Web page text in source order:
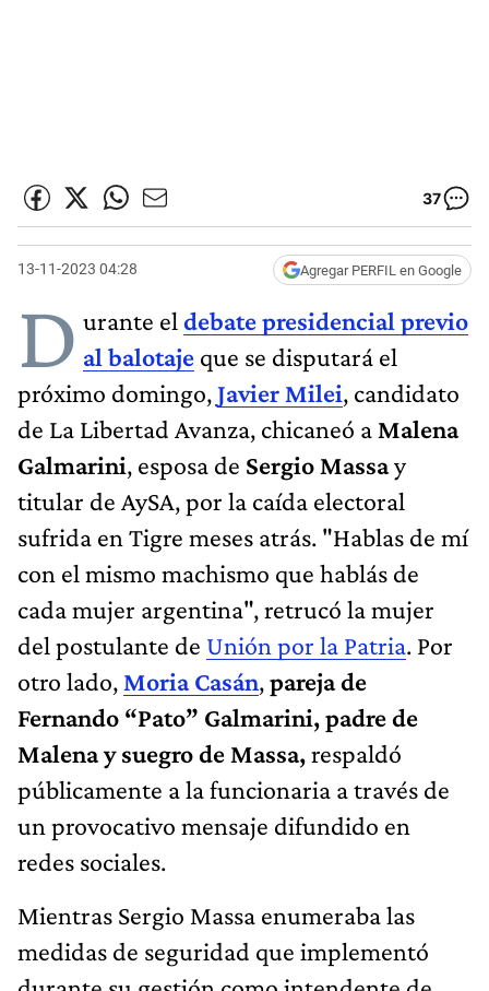
37
13-11-2023 04:28 Agregar PERFIL en Google
D urante el debate presidencial previo
al balotaje que se disputará el
próximo domingo,Javier Milei, candidato
de La Libertad Avanza, chicaneó a Malena
Galmarini, esposa de Sergio Massay
titular de AySA, por la caída electoral
sufrida en Tigre meses atrás. "Hablas de mí
con el mismo machismo que hablás de
cada mujer argentina", retrucó la mujer
del postulante de Unión por la Patria. Por
otro lado, Moria Casán,pareja de
Fernando “Pato” Galmarini, padre de
Malena y suegro de Massa,respaldó
públicamente a la funcionaria a través de
un provocativo mensaje difundido en
redes sociales.
Mientras Sergio Massa enumeraba las
medidas de seguridad que implementó